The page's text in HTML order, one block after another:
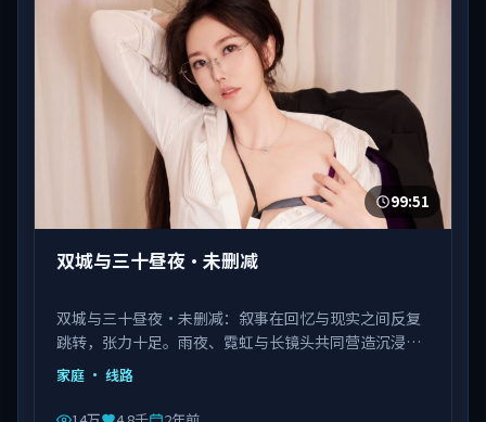
99:51
双城与三十昼夜·未删减
双城与三十昼夜·未删减：叙事在回忆与现实之间反复
跳转，张力十足。雨夜、霓虹与长镜头共同营造沉浸氛
围。由陈凯歌执导，佟丽娅、马丽、瑛太等主演，韩国
出品，类型为家庭。
家庭 · 线路